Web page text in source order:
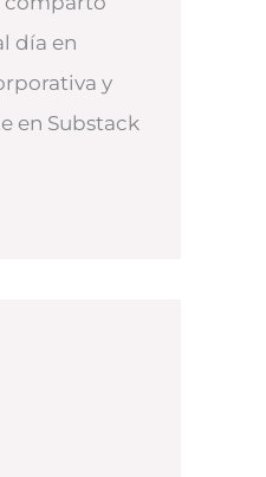
día en
y
en Substack